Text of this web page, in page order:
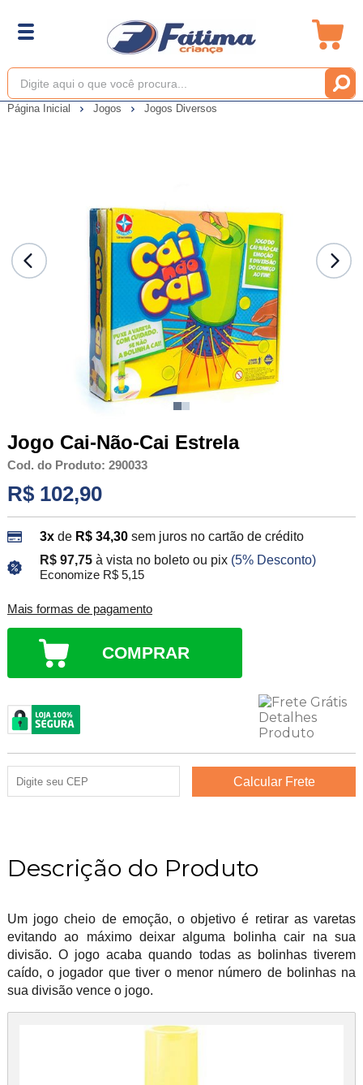
Página Inicial Jogos Jogos Diversos
Jogo Cai-Não-Cai Estrela
Cod. do Produto: 290033
R$ 102,90
3xde R$ 34,30 sem juros no cartão de crédito
R$ 97,75 à vista no boleto ou pix (5% Desconto)
Economize R$ 5,15
Mais formas de pagamento
COMPRAR
Descrição do Produto
Um jogo cheio de emoção, o objetivo é retirar as varetas
evitando ao máximo deixar alguma bolinha cair na sua
divisão. O jogo acaba quando todas as bolinhas tiverem
caído, o jogador que tiver o menor número de bolinhas na
sua divisão vence o jogo.